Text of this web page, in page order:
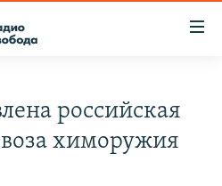
российская
химоружия